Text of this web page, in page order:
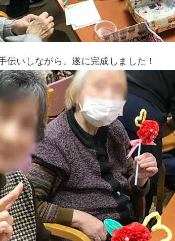
伝いしながら、遂に完成しました！